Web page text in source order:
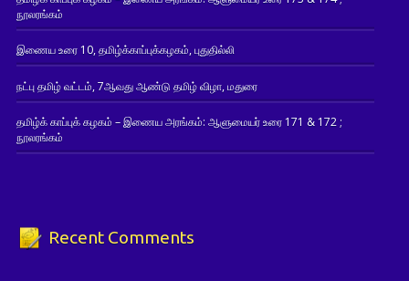
நூலரங்கம்
இணைய உரை 10, தமிழ்க்காப்புக்கழகம், புதுதில்லி
நட்பு தமிழ் வட்டம், 7ஆவது ஆண்டு தமிழ் விழா, மதுரை
தமிழ்க் காப்புக் கழகம் – இணைய அரங்கம்: ஆளுமையர் உரை 171 & 172 ;
நூலரங்கம்
Recent Comments